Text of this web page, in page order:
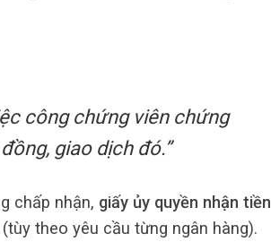
công chứng viên chứng
giao dịch đó.”
chấp nhận, giấy ủy quyền nhận tiền
(tùy theo yêu cầu từng ngân hàng).